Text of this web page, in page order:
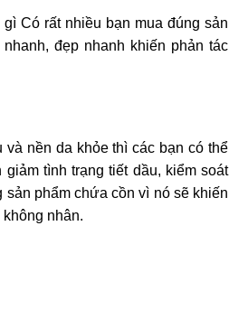
Có rất nhiều bạn mua đúng sản
đẹp nhanh khiến phản tác
nền da khỏe thì các bạn có thể
tình trạng tiết dầu, kiểm soát
phẩm chứa cồn vì nó sẽ khiến
nhân.